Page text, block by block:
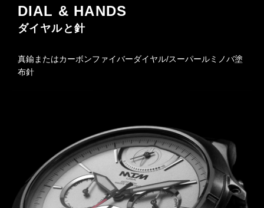
DIAL & HANDS
ダイヤルと針
真鍮またはカーボンファイバーダイヤル/スーパールミノバ塗
布針